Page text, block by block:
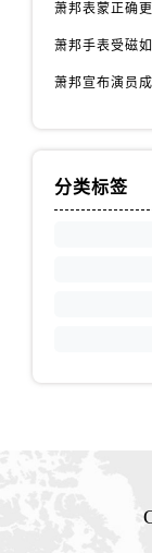
萧邦手表受磁
分类标签